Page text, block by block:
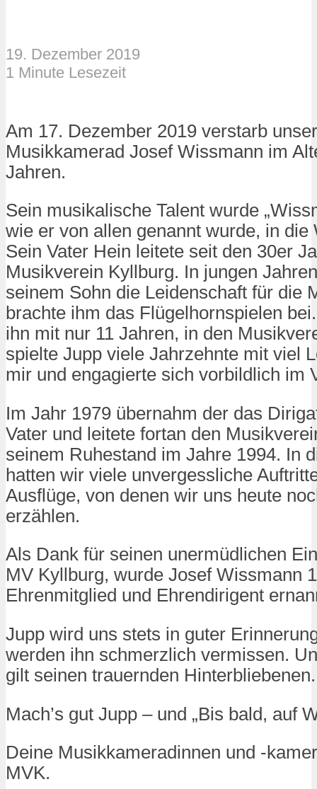
19. Dezember 2019
1 Minute Lesezeit
Am 17. Dezember 2019 verstarb
Musikkamerad Josef Wissmann im
Jahren.
Sein musikalische Talent wurde
wie er von allen genannt wurde, in die
Sein Vater Hein leitete seit den 30er
Musikverein Kyllburg. In jungen
seinem Sohn die Leidenschaft für die
brachte ihm das Flügelhornspielen
ihn mit nur 11 Jahren, in den
spielte Jupp viele Jahrzehnte mit viel
mir und engagierte sich vorbildlich im
Im Jahr 1979 übernahm der das
Vater und leitete fortan den
seinem Ruhestand im Jahre 1994. In
hatten wir viele unvergessliche
Ausflüge, von denen wir uns heute
erzählen.
Als Dank für seinen unermüdlichen
MV Kyllburg, wurde Josef Wissmann
Ehrenmitglied und Ehrendirigent
Jupp wird uns stets in guter
werden ihn schmerzlich vermissen.
gilt seinen trauernden Hinterbliebenen.
Mach’s gut Jupp – und „Bis bald, auf
Deine Musikkameradinnen und -
MVK.